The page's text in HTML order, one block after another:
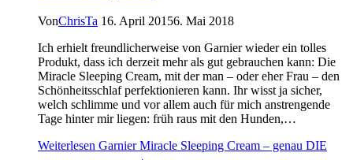
VonChrisTa 16. April 20156. Mai 2018
Ich erhielt freundlicherweise von Garnier wieder ein tolles
Produkt, dass ich derzeit mehr als gut gebrauchen kann: Die
Miracle Sleeping Cream, mit der man – oder eher Frau – den
Schönheitsschlaf perfektionieren kann. Ihr wisst ja sicher,
welch schlimme und vor allem auch für mich anstrengende
Tage hinter mir liegen: früh raus mit den Hunden,…
Weiterlesen Garnier Miracle Sleeping Cream – genau DIE